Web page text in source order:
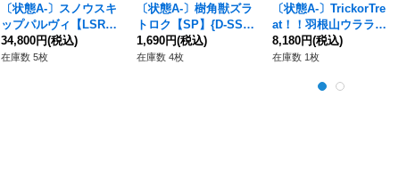
〔状態A-〕スノウスキ
ップパルヴィ【LSR】
{D-LBT02/LSR06}《リ
リカルモナステリオ》
34,800円(税込)
在庫数 5枚
〔状態A-〕樹角獣ズラ
トロク【SP】{D-SS0
1/SP24}《ストイケイ
ア》
1,690円(税込)
在庫数 4枚
〔状態A-〕TrickorTre
at！！羽根山ウララ
【PR】{D-PR/428}
《その他》
8,180円(税込)
在庫数 1枚